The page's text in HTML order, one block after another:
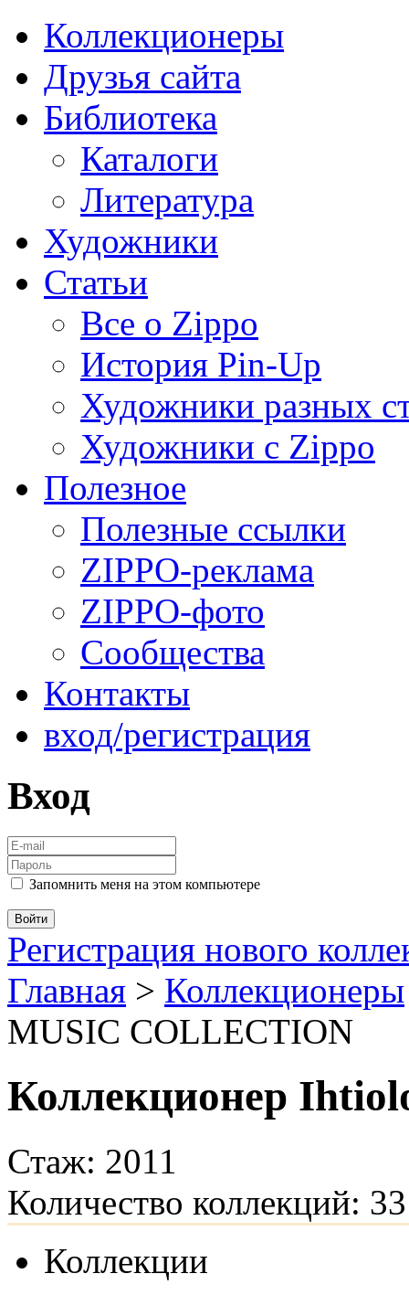
Коллекционеры
Друзья сайта
Библиотека
Каталоги
Литература
Художники
Статьи
Все о Zippo
История Pin-Up
Художники разных
Художники с Zippo
Полезное
Полезные ссылки
ZIPPO-реклама
ZIPPO-фото
Сообщества
Контакты
вход/регистрация
Вход
Запомнить меня на этом компьютере
Регистрация нового
Главная > Коллекционеры
MUSIC COLLECTION
Коллекционер
Стаж: 2011
Количество коллекций: 33
Коллекции